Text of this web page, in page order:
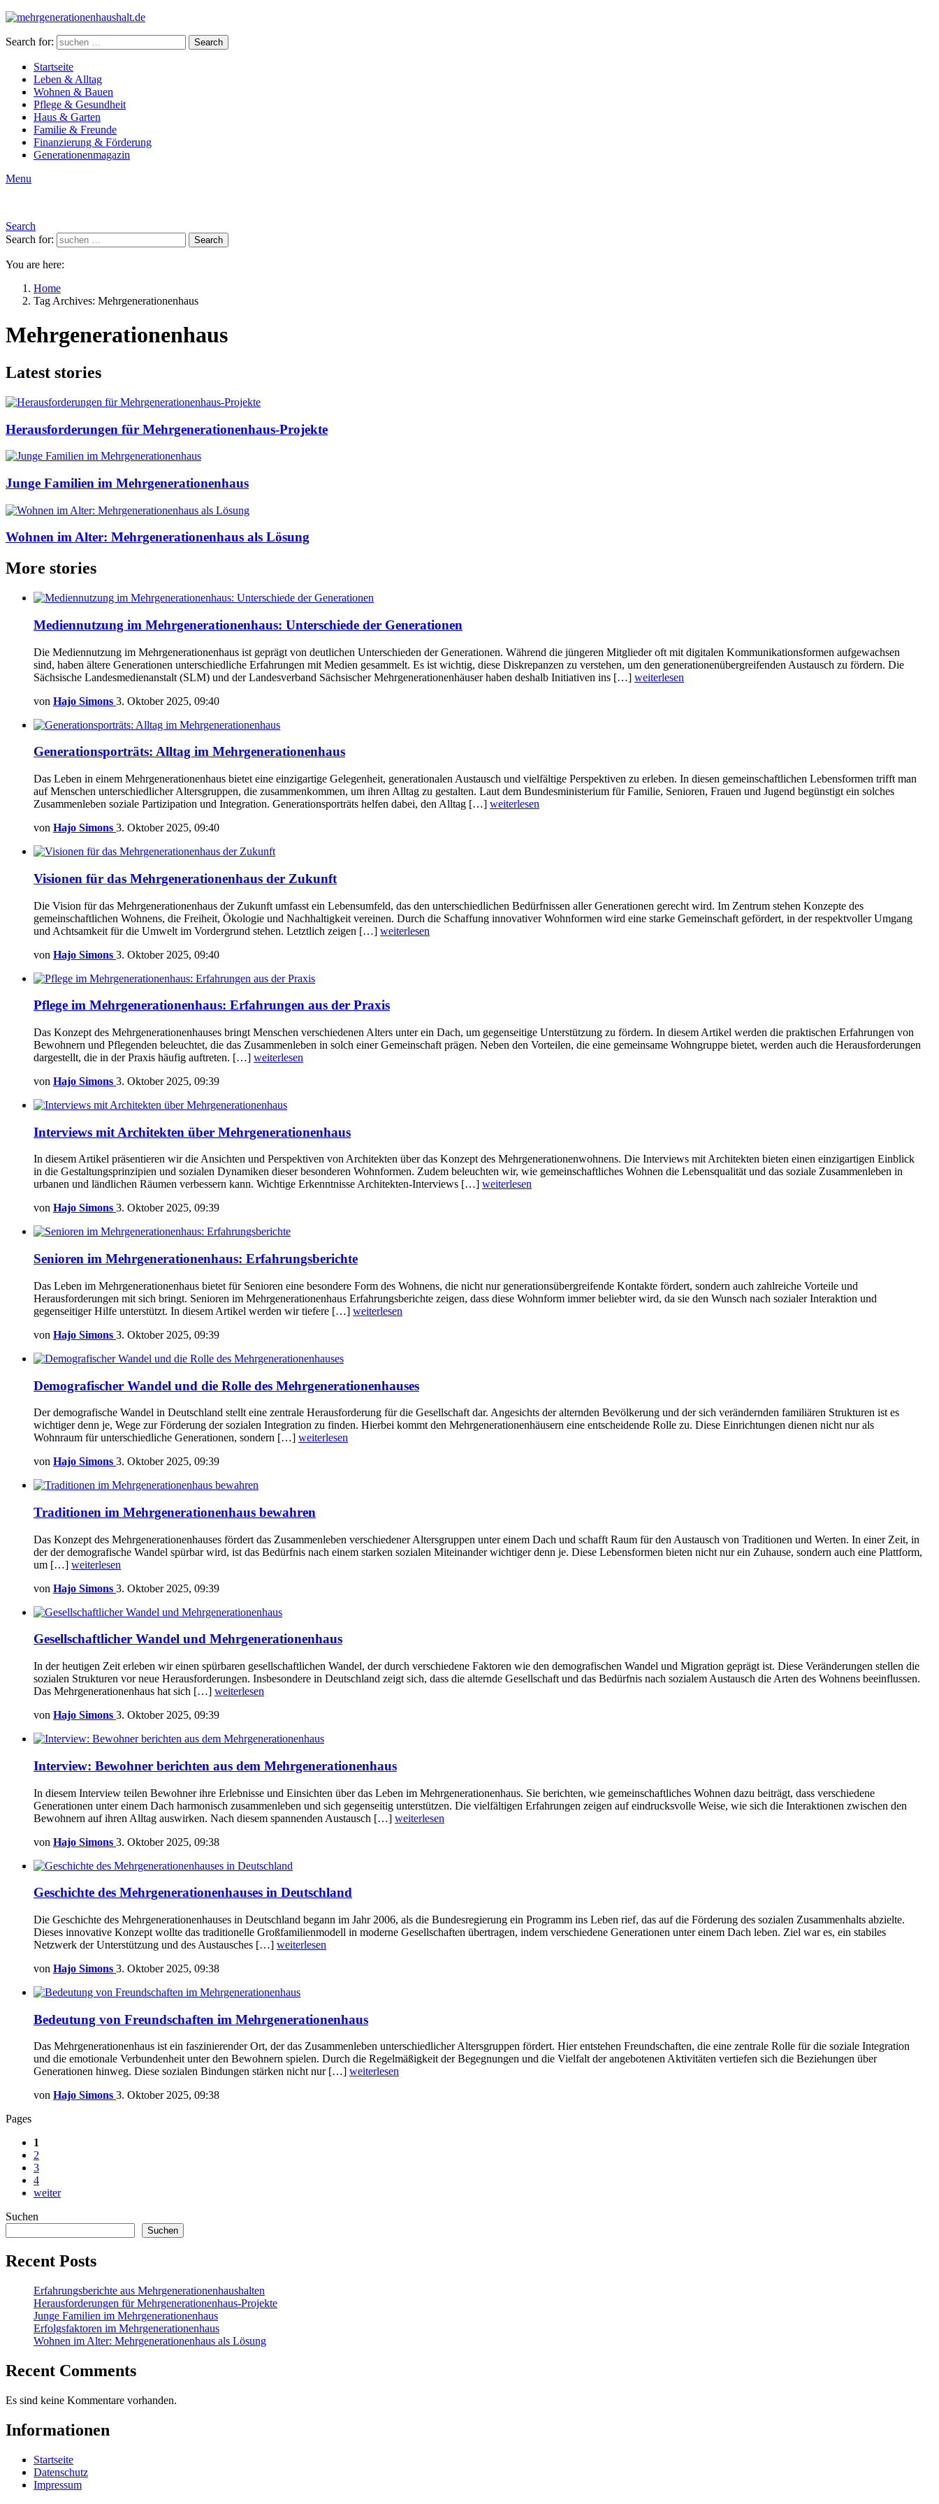
Search for: Search
Startseite
Leben & Alltag
Wohnen & Bauen
Pflege & Gesundheit
Haus & Garten
Familie & Freunde
Finanzierung & Förderung
Generationenmagazin
Menu
Search
Search for:
Search
You are here:
Home
Tag Archives: Mehrgenerationenhaus
Mehrgenerationenhaus
Latest stories
Herausforderungen für Mehrgenerationenhaus-Projekte
Junge Familien im Mehrgenerationenhaus
Wohnen im Alter: Mehrgenerationenhaus als Lösung
More stories
Mediennutzung im Mehrgenerationenhaus: Unterschiede der Generationen
Die Mediennutzung im Mehrgenerationenhaus ist geprägt von deutlichen Unterschieden der Generationen. Während die jüngeren Mitglieder oft mit digitalen Kommunikationsformen aufgewachsen
sind, haben ältere Generationen unterschiedliche Erfahrungen mit Medien gesammelt. Es ist wichtig, diese Diskrepanzen zu verstehen, um den generationenübergreifenden Austausch zu fördern. Die
Sächsische Landesmedienanstalt (SLM) und der Landesverband Sächsischer Mehrgenerationenhäuser haben deshalb Initiativen ins […] weiterlesen
von Hajo Simons 3. Oktober 2025, 09:40
Generationsporträts: Alltag im Mehrgenerationenhaus
Das Leben in einem Mehrgenerationenhaus bietet eine einzigartige Gelegenheit, generationalen Austausch und vielfältige Perspektiven zu erleben. In diesen gemeinschaftlichen Lebensformen trifft man
auf Menschen unterschiedlicher Altersgruppen, die zusammenkommen, um ihren Alltag zu gestalten. Laut dem Bundesministerium für Familie, Senioren, Frauen und Jugend begünstigt ein solches
Zusammenleben soziale Partizipation und Integration. Generationsporträts helfen dabei, den Alltag […] weiterlesen
von Hajo Simons 3. Oktober 2025, 09:40
Visionen für das Mehrgenerationenhaus der Zukunft
Die Vision für das Mehrgenerationenhaus der Zukunft umfasst ein Lebensumfeld, das den unterschiedlichen Bedürfnissen aller Generationen gerecht wird. Im Zentrum stehen Konzepte des
gemeinschaftlichen Wohnens, die Freiheit, Ökologie und Nachhaltigkeit vereinen. Durch die Schaffung innovativer Wohnformen wird eine starke Gemeinschaft gefördert, in der respektvoller Umgang
und Achtsamkeit für die Umwelt im Vordergrund stehen. Letztlich zeigen […] weiterlesen
von Hajo Simons 3. Oktober 2025, 09:40
Pflege im Mehrgenerationenhaus: Erfahrungen aus der Praxis
Das Konzept des Mehrgenerationenhauses bringt Menschen verschiedenen Alters unter ein Dach, um gegenseitige Unterstützung zu fördern. In diesem Artikel werden die praktischen Erfahrungen von
Bewohnern und Pflegenden beleuchtet, die das Zusammenleben in solch einer Gemeinschaft prägen. Neben den Vorteilen, die eine gemeinsame Wohngruppe bietet, werden auch die Herausforderungen
dargestellt, die in der Praxis häufig auftreten. […] weiterlesen
von Hajo Simons 3. Oktober 2025, 09:39
Interviews mit Architekten über Mehrgenerationenhaus
In diesem Artikel präsentieren wir die Ansichten und Perspektiven von Architekten über das Konzept des Mehrgenerationenwohnens. Die Interviews mit Architekten bieten einen einzigartigen Einblick
in die Gestaltungsprinzipien und sozialen Dynamiken dieser besonderen Wohnformen. Zudem beleuchten wir, wie gemeinschaftliches Wohnen die Lebensqualität und das soziale Zusammenleben in
urbanen und ländlichen Räumen verbessern kann. Wichtige Erkenntnisse Architekten-Interviews […] weiterlesen
von Hajo Simons 3. Oktober 2025, 09:39
Senioren im Mehrgenerationenhaus: Erfahrungsberichte
Das Leben im Mehrgenerationenhaus bietet für Senioren eine besondere Form des Wohnens, die nicht nur generationsübergreifende Kontakte fördert, sondern auch zahlreiche Vorteile und
Herausforderungen mit sich bringt. Senioren im Mehrgenerationenhaus Erfahrungsberichte zeigen, dass diese Wohnform immer beliebter wird, da sie den Wunsch nach sozialer Interaktion und
gegenseitiger Hilfe unterstützt. In diesem Artikel werden wir tiefere […] weiterlesen
von Hajo Simons 3. Oktober 2025, 09:39
Demografischer Wandel und die Rolle des Mehrgenerationenhauses
Der demografische Wandel in Deutschland stellt eine zentrale Herausforderung für die Gesellschaft dar. Angesichts der alternden Bevölkerung und der sich verändernden familiären Strukturen ist es
wichtiger denn je, Wege zur Förderung der sozialen Integration zu finden. Hierbei kommt den Mehrgenerationenhäusern eine entscheidende Rolle zu. Diese Einrichtungen dienen nicht nur als
Wohnraum für unterschiedliche Generationen, sondern […] weiterlesen
von Hajo Simons 3. Oktober 2025, 09:39
Traditionen im Mehrgenerationenhaus bewahren
Das Konzept des Mehrgenerationenhauses fördert das Zusammenleben verschiedener Altersgruppen unter einem Dach und schafft Raum für den Austausch von Traditionen und Werten. In einer Zeit, in
der der demografische Wandel spürbar wird, ist das Bedürfnis nach einem starken sozialen Miteinander wichtiger denn je. Diese Lebensformen bieten nicht nur ein Zuhause, sondern auch eine Plattform,
um […] weiterlesen
von Hajo Simons 3. Oktober 2025, 09:39
Gesellschaftlicher Wandel und Mehrgenerationenhaus
In der heutigen Zeit erleben wir einen spürbaren gesellschaftlichen Wandel, der durch verschiedene Faktoren wie den demografischen Wandel und Migration geprägt ist. Diese Veränderungen stellen die
sozialen Strukturen vor neue Herausforderungen. Insbesondere in Deutschland zeigt sich, dass die alternde Gesellschaft und das Bedürfnis nach sozialem Austausch die Arten des Wohnens beeinflussen.
Das Mehrgenerationenhaus hat sich […] weiterlesen
von Hajo Simons 3. Oktober 2025, 09:39
Interview: Bewohner berichten aus dem Mehrgenerationenhaus
In diesem Interview teilen Bewohner ihre Erlebnisse und Einsichten über das Leben im Mehrgenerationenhaus. Sie berichten, wie gemeinschaftliches Wohnen dazu beiträgt, dass verschiedene
Generationen unter einem Dach harmonisch zusammenleben und sich gegenseitig unterstützen. Die vielfältigen Erfahrungen zeigen auf eindrucksvolle Weise, wie sich die Interaktionen zwischen den
Bewohnern auf ihren Alltag auswirken. Nach diesem spannenden Austausch […] weiterlesen
von Hajo Simons 3. Oktober 2025, 09:38
Geschichte des Mehrgenerationenhauses in Deutschland
Die Geschichte des Mehrgenerationenhauses in Deutschland begann im Jahr 2006, als die Bundesregierung ein Programm ins Leben rief, das auf die Förderung des sozialen Zusammenhalts abzielte.
Dieses innovative Konzept wollte das traditionelle Großfamilienmodell in moderne Gesellschaften übertragen, indem verschiedene Generationen unter einem Dach leben. Ziel war es, ein stabiles
Netzwerk der Unterstützung und des Austausches […] weiterlesen
von Hajo Simons 3. Oktober 2025, 09:38
Bedeutung von Freundschaften im Mehrgenerationenhaus
Das Mehrgenerationenhaus ist ein faszinierender Ort, der das Zusammenleben unterschiedlicher Altersgruppen fördert. Hier entstehen Freundschaften, die eine zentrale Rolle für die soziale Integration
und die emotionale Verbundenheit unter den Bewohnern spielen. Durch die Regelmäßigkeit der Begegnungen und die Vielfalt der angebotenen Aktivitäten vertiefen sich die Beziehungen über
Generationen hinweg. Diese sozialen Bindungen stärken nicht nur […] weiterlesen
von Hajo Simons 3. Oktober 2025, 09:38
Pages
1
2
3
4
weiter
Suchen
Suchen
Recent Posts
Erfahrungsberichte aus Mehrgenerationenhaushalten
Herausforderungen für Mehrgenerationenhaus-Projekte
Junge Familien im Mehrgenerationenhaus
Erfolgsfaktoren im Mehrgenerationenhaus
Wohnen im Alter: Mehrgenerationenhaus als Lösung
Recent Comments
Es sind keine Kommentare vorhanden.
Informationen
Startseite
Datenschutz
Impressum